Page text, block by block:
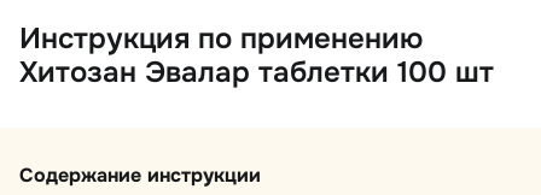
Инструкция по применению
Хитозан Эвалар таблетки 100 шт
Содержание инструкции